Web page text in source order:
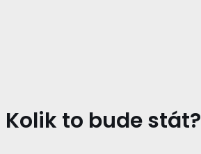
Kolik to bude stát?